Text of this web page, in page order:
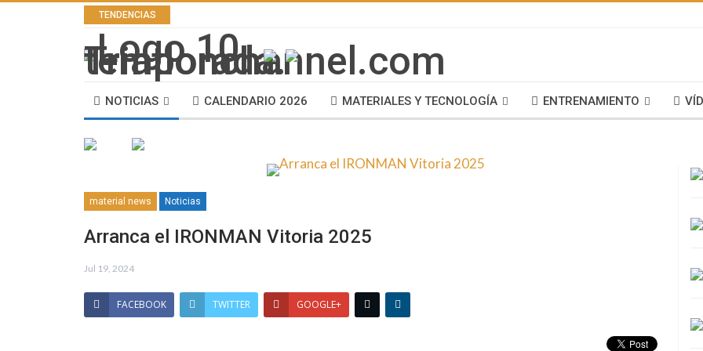
TENDENCIAS
NOTICIAS CALENDARIO 2026 MATERIALES Y TECNOLOGÍA ENTRENAMIENTO
material news Noticias
Arranca el IRONMAN Vitoria 2025
Jul 19, 2024
FACEBOOK TWITTER GOOGLE+